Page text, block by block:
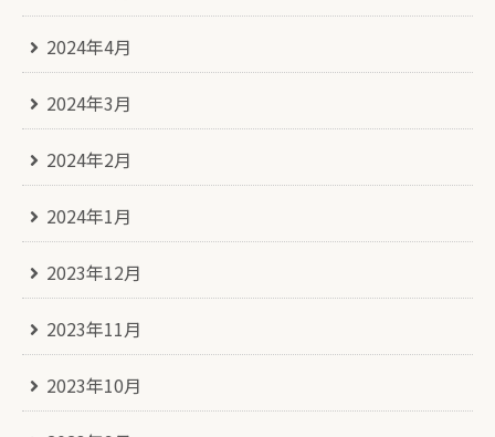
2024年4月
2024年3月
2024年2月
2024年1月
2023年12月
2023年11月
2023年10月